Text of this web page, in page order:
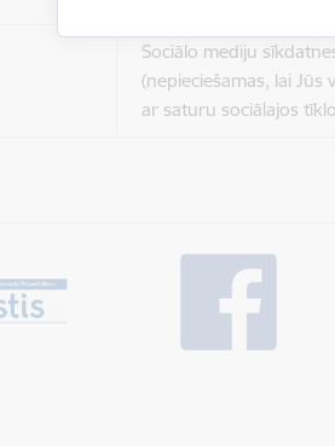
Sociālo mediju
(nepieciešamas, lai Jūs
ar saturu sociālajos